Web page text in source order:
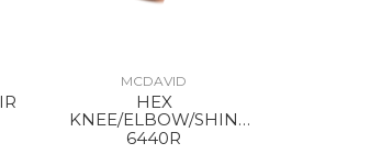
MCDAVID
HEX
KNEE/ELBOW/SHIN
SLEEVES / PAIR BLACK
6440R